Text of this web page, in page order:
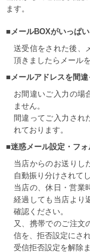
ます。
■メールBOXがいっぱい
送受信をされた後、
頂きましたらメール
■メールアドレスを間違
お間違いご入力の場
ません。
間違ってご入力され
れております。
■迷惑メール設定・フォ
当店からのお送りし
自動振り分けされて
当店の、休日・営業
経過しても当店より
確認ください。
又、携帯でのご注文
信を、拒否設定にさ
受信拒否設定を解除